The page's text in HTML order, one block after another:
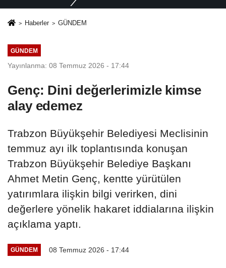
Haberler GÜNDEM
GÜNDEM
Yayınlanma: 08 Temmuz 2026 - 17:44
Genç: Dini değerlerimizle kimse
alay edemez
Trabzon Büyükşehir Belediyesi Meclisinin
temmuz ayı ilk toplantısında konuşan
Trabzon Büyükşehir Belediye Başkanı
Ahmet Metin Genç, kentte yürütülen
yatırımlara ilişkin bilgi verirken, dini
değerlere yönelik hakaret iddialarına ilişkin
açıklama yaptı.
GÜNDEM 08 Temmuz 2026 - 17:44